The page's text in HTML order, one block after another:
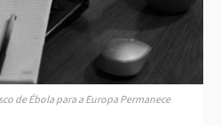
de Ébola para a Europa Permanece